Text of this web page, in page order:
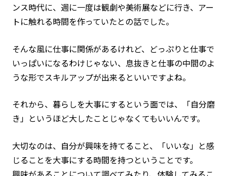
ンス時代に、週に一度は観劇や美術展などに行き、アー
トに触れる時間を作っていたとの話でした。
そんな風に仕事に関係があるけれど、どっぷりと仕事で
いっぱいになるわけじゃない、息抜きと仕事の中間のよ
うな形でスキルアップが出来るといいですよね。
それから、暮らしを大事にするという面では、「自分磨
き」というほど大したことじゃなくてもいいんです。
大切なのは、自分が興味を持てること、「いいな」と感
じることを大事にする時間を持つということです。